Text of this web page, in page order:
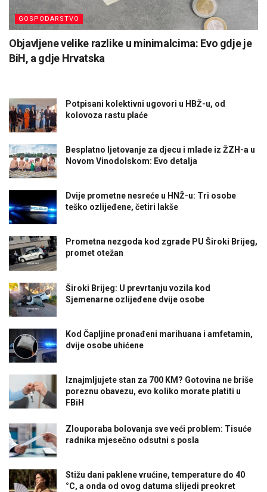
GOSPODARSTVO
Objavljene velike razlike u minimalcima: Evo gdje je
BiH, a gdje Hrvatska
Potpisani kolektivni ugovori u HBŽ-u, od
kolovoza rastu plaće
Besplatno ljetovanje za djecu i mlade iz ŽZH-a u
Novom Vinodolskom: Evo detalja
Dvije prometne nesreće u HNŽ-u: Tri osobe
teško ozlijeđene, četiri lakše
Prometna nezgoda kod zgrade PU Široki Brijeg,
promet otežan
Široki Brijeg: U prevrtanju vozila kod
Sjemenarne ozlijeđene dvije osobe
Kod Čapljine pronađeni marihuana i amfetamin,
dvije osobe uhićene
Iznajmljujete stan za 700 KM? Gotovina ne briše
poreznu obavezu, evo koliko morate platiti u
FBiH
Zlouporaba bolovanja sve veći problem: Tisuće
radnika mjesečno odsutni s posla
Stižu dani paklene vrućine, temperature do 40
°C, a onda od ovog datuma slijedi preokret